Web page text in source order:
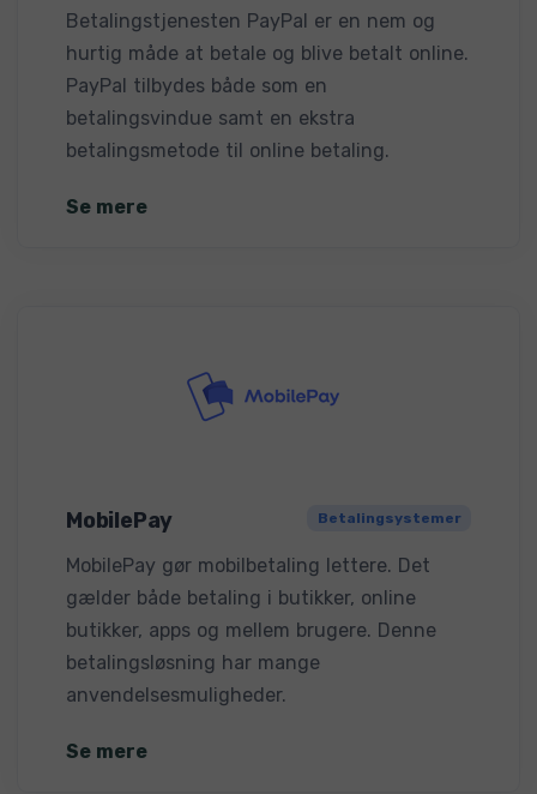
Betalingstjenesten PayPal er en nem og
hurtig måde at betale og blive betalt online.
PayPal tilbydes både som en
betalingsvindue samt en ekstra
betalingsmetode til online betaling.
Se mere
MobilePay Betalingsystemer
MobilePay gør mobilbetaling lettere. Det
gælder både betaling i butikker, online
butikker, apps og mellem brugere. Denne
betalingsløsning har mange
anvendelsesmuligheder.
Se mere